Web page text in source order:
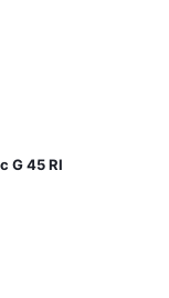
G 45 RI